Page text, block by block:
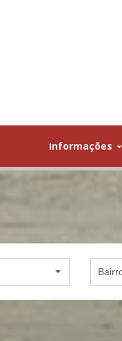
Informações